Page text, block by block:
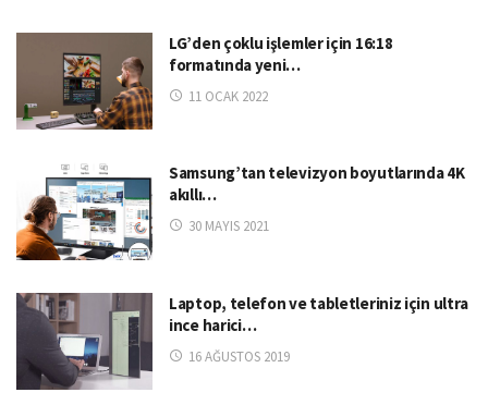
LG’den çoklu işlemler için 16:18
formatında yeni…
11 OCAK 2022
Samsung’tan televizyon boyutlarında 4K
akıllı…
30 MAYIS 2021
Laptop, telefon ve tabletleriniz için ultra
ince harici…
16 AĞUSTOS 2019